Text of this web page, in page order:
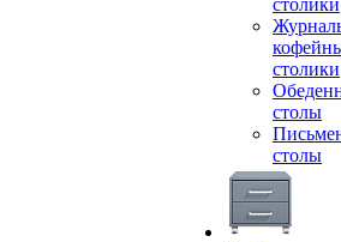
столики
столики
столы
столы